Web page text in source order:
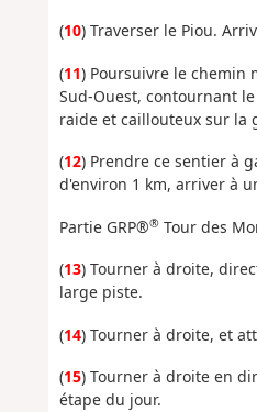
(10) Traverser le Piou.
(11) Poursuivre le chemin
Sud-Ouest, contournant
raide et caillouteux sur la
(12) Prendre ce sentier à
d'environ 1 km, arriver à
Partie GRP®®Tour des
(13) Tourner à droite,
large piste.
(14) Tourner à droite, et
(15) Tourner à droite en
étape du jour.